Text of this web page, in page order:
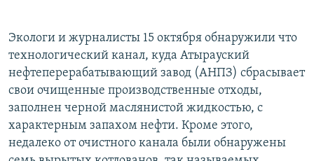
Экологи и журналисты 15 октября обнаружили что
технологический канал, куда Атырауский
нефтеперерабатывающий завод (АНПЗ) сбрасывает
свои очищенные производственные отходы,
заполнен черной маслянистой жидкостью, с
характерным запахом нефти. Кроме этого,
недалеко от очистного канала были обнаружены